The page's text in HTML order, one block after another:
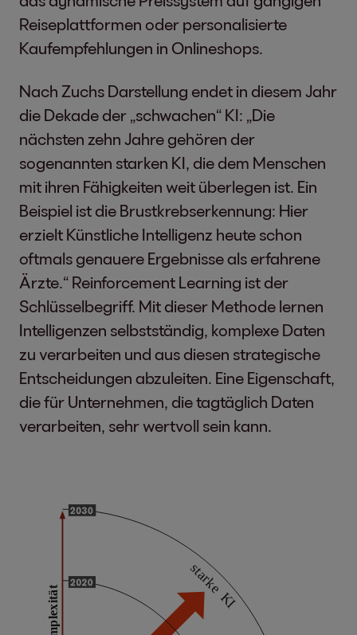
Reiseplattformen oder personalisierte
Kaufempfehlungen in Onlineshops.
Nach Zuchs Darstellung endet in diesem Jahr
die Dekade der „schwachen“ KI: „Die
nächsten zehn Jahre gehören der
sogenannten starken KI, die dem Menschen
mit ihren Fähigkeiten weit überlegen ist. Ein
Beispiel ist die Brustkrebserkennung: Hier
erzielt Künstliche Intelligenz heute schon
oftmals genauere Ergebnisse als erfahrene
Ärzte.“ Reinforcement Learning ist der
Schlüsselbegriff. Mit dieser Methode lernen
Intelligenzen selbstständig, komplexe Daten
zu verarbeiten und aus diesen strategische
Entscheidungen abzuleiten. Eine Eigenschaft,
die für Unternehmen, die tagtäglich Daten
verarbeiten, sehr wertvoll sein kann.